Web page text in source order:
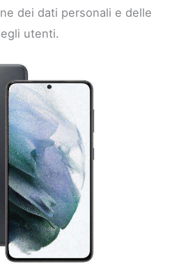
dei dati personali e delle
utenti.